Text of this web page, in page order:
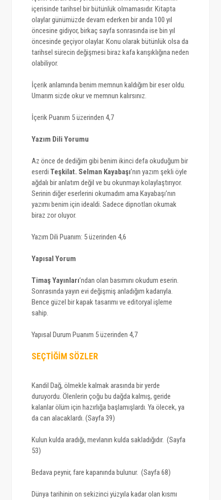
içerisinde tarihsel bir bütünlük olmamasıdır. Kitapta
olaylar günümüzde devam ederken bir anda 100 yıl
öncesine gidiyor, birkaç sayfa sonrasında ise bin yıl
öncesinde geçiyor olaylar. Konu olarak bütünlük olsa da
tarihsel sürecin değişmesi biraz kafa karışıklığına neden
olabiliyor.
İçerik anlamında benim memnun kaldığım bir eser oldu.
Umarım sizde okur ve memnun kalırsınız.
İçerik Puanım 5 üzerinden 4,7
Yazım Dili Yorumu
Az önce de dediğim gibi benim ikinci defa okuduğum bir
eserdi Teşkilat. Selman Kayabaşı’nın yazım şekli öyle
ağdalı bir anlatım değil ve bu okunmayı kolaylaştırıyor.
Serinin diğer eserlerini okumadım ama Kayabaşı’nın
yazımı benim için idealdi. Sadece dipnotları okumak
biraz zor oluyor.
Yazım Dili Puanım: 5 üzerinden 4,6
Yapısal Yorum
Timaş Yayınları’ndan olan basımını okudum eserin.
Sonrasında yayın evi değişmiş anladığım kadarıyla.
Bence güzel bir kapak tasarımı ve editoryal işleme
sahip.
Yapısal Durum Puanım 5 üzerinden 4,7
SEÇTİĞİM SÖZLER
Kandil Dağ, ölmekle kalmak arasında bir yerde
duruyordu. Ölenlerin çoğu bu dağda kalmış, geride
kalanlar ölüm için hazırlığa başlamışlardı. Ya ölecek, ya
da can alacaklardı. (Sayfa 39)
Kulun kulda aradığı, mevlanın kulda sakladığıdır. (Sayfa
53)
Bedava peynir, fare kapanında bulunur. (Sayfa 68)
Dünya tarihinin on sekizinci yüzyıla kadar olan kısmı